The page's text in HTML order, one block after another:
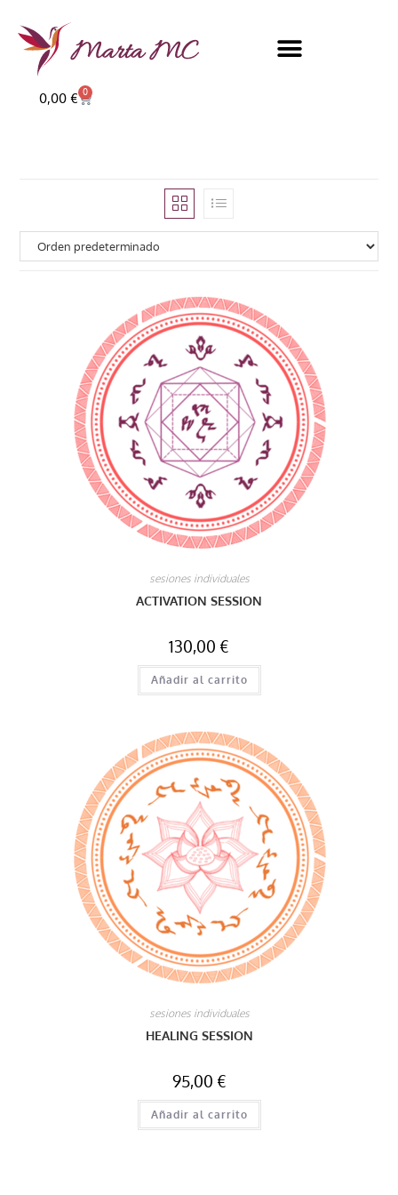
0,00 € 0
sesiones individuales
ACTIVATION SESSION
130,00 €
Añadir al carrito
sesiones individuales
HEALING SESSION
95,00 €
Añadir al carrito